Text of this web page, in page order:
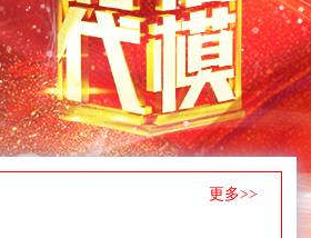
更多>>